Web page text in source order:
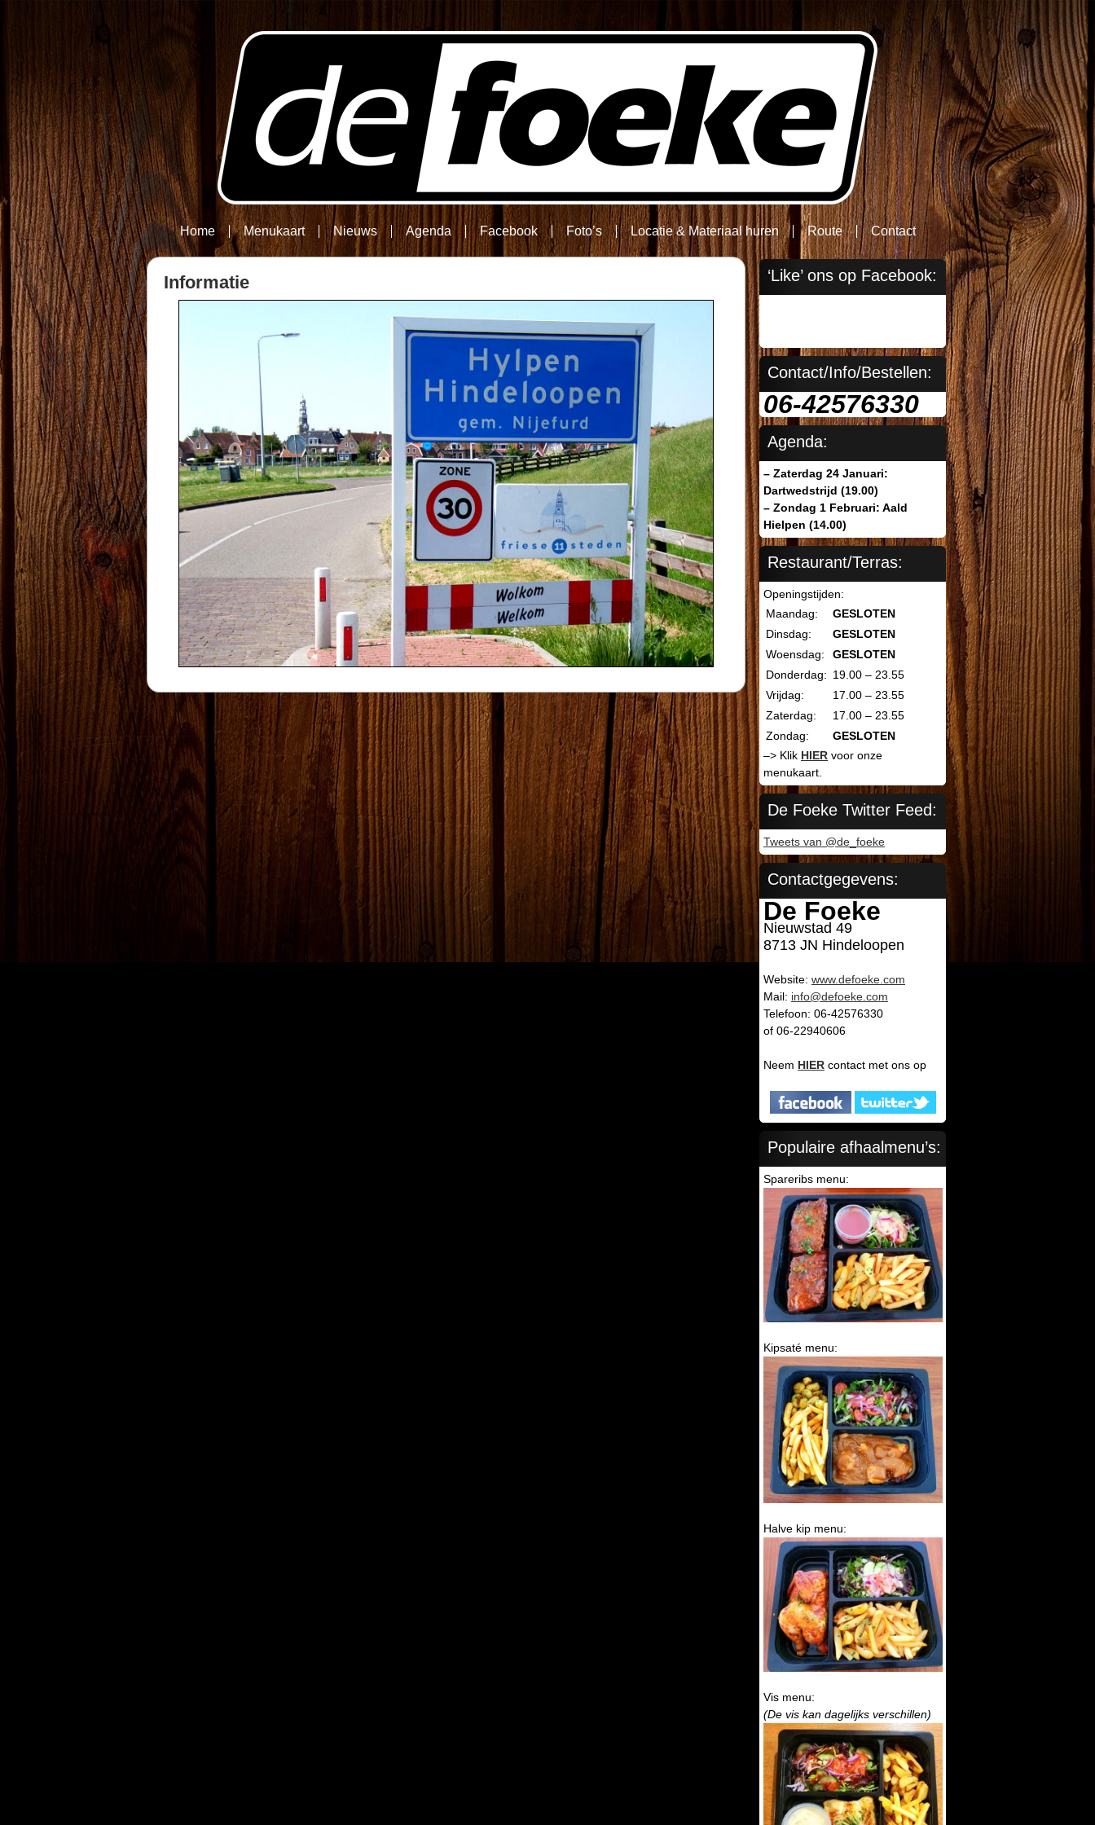
Home Menukaart Nieuws Agenda Facebook Foto’s Locatie & Materiaal huren Route Contact
Informatie ‘Like’ ons op Facebook:
Contact/Info/Bestellen:
06-42576330
Agenda:
– Zaterdag 24 Januari:
Dartwedstrijd (19.00)
– Zondag 1 Februari: Aald
Hielpen (14.00)
Restaurant/Terras:
Openingstijden:
Maandag:
GESLOTEN
Dinsdag:
GESLOTEN
Woensdag:
GESLOTEN
Donderdag: 19.00 – 23.55
Vrijdag:
17.00 – 23.55
Zaterdag:
17.00 – 23.55
Zondag:
GESLOTEN
–> Klik HIER voor onze
menukaart.
De Foeke Twitter Feed:
Tweets van @de_foeke
Contactgegevens:
De Foeke
Nieuwstad 49
8713 JN Hindeloopen
Website: www.defoeke.com
Mail: info@defoeke.com
Telefoon: 06-42576330
of 06-22940606
Neem HIER contact met ons op
Populaire afhaalmenu’s:
Spareribs menu:
Kipsaté menu:
Halve kip menu:
Vis menu:
(De vis kan dagelijks verschillen)